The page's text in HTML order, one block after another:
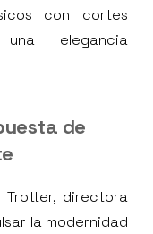
con cortes
elegancia
de
Trotter, directora
la modernidad